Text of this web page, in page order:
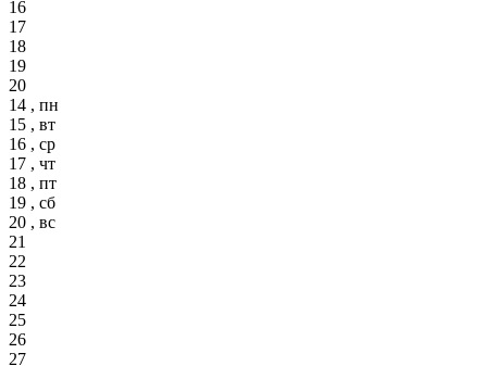
16
17
18
19
20
14 , пн
15 , вт
16 , ср
17 , чт
18 , пт
19 , сб
20 , вс
21
22
23
24
25
26
27